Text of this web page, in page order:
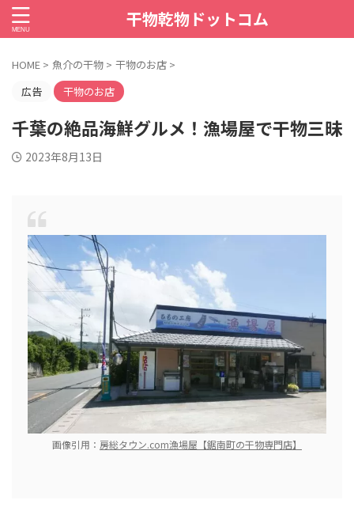
干物乾物ドットコム
HOME > 魚介の干物 > 干物のお店 >
広告
干物のお店
千葉の絶品海鮮グルメ！漁場屋で干物三昧
2023年8月13日
画像引用： 房総タウン.com漁場屋【鋸南町の干物専門店】